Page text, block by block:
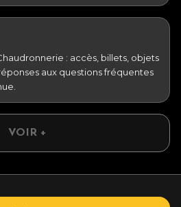
: accès, billets, objets
aux questions fréquentes
VOIR +